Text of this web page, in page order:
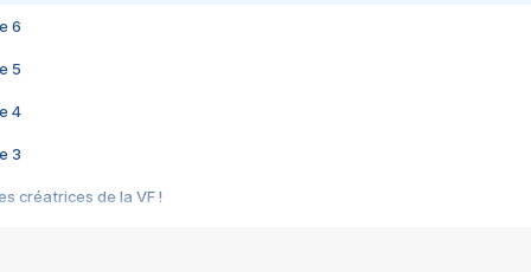
6
5
4
3
créatrices de la VF !